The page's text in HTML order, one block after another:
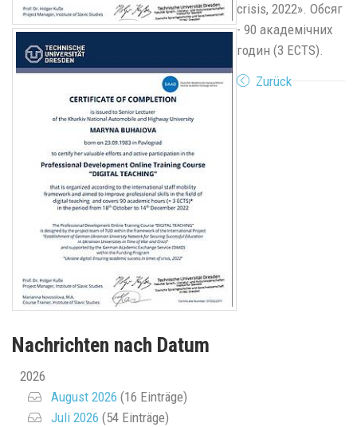
crisis, 2022». Обсяг
- 90 академічних
годин (3 ECTS).
Zurück
Nachrichten nach Datum
2026
August 2026 (16 Einträge)
Juli 2026 (54 Einträge)